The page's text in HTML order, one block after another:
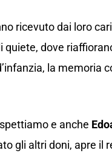
ricevuto dai loro
dove
la memoria
e anche
gli altri doni, apre il